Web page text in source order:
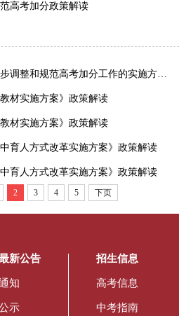
高考加分政策解读
一图看懂《安徽省关于进一步调整和规范高考加分工作的实施方案》
材实施方案》政策解读
材实施方案》政策解读
育人方式改革实施方案》政策解读
育人方式改革实施方案》政策解读
2 3 4 5 下页
新公告
知
示
招生信息
高考信息
中考指南